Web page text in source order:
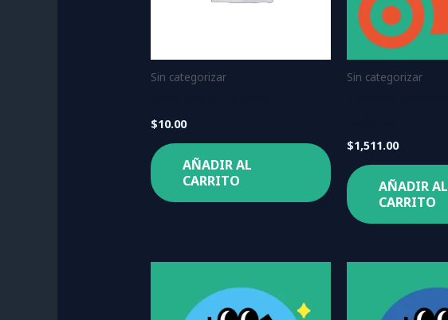
Sin categorizar
$10.00
AÑADIR AL
CARRITO
Sin categorizar
$1,511.00
AÑADIR AL
CARRITO